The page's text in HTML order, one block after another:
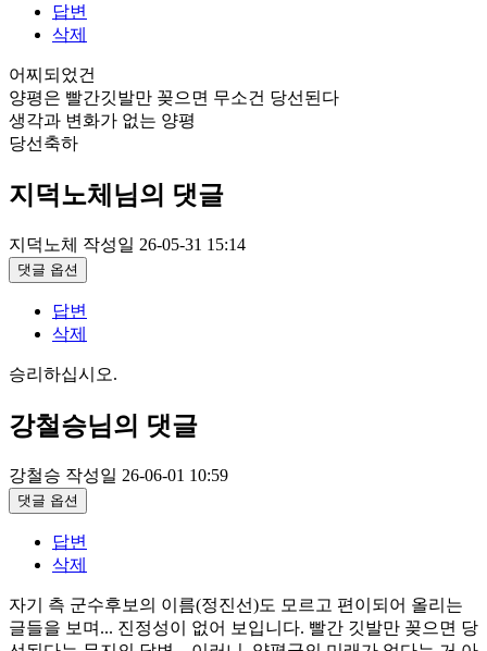
답변
삭제
어찌되었건
양평은 빨간깃발만 꽂으면 무소건 당선된다
생각과 변화가 없는 양평
당선축하
지덕노체님의 댓글
지덕노체 작성일 26-05-31 15:14
댓글 옵션
답변
삭제
승리하십시오.
강철승님의 댓글
강철승 작성일 26-06-01 10:59
댓글 옵션
답변
삭제
자기 측 군수후보의 이름(정진선)도 모르고 편이되어 올리는
글들을 보며... 진정성이 없어 보입니다. 빨간 깃발만 꽂으면 당